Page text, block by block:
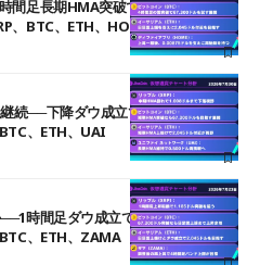
間足長期HMA突破で雲下端を目指す
、BTC、ETH、HOME
続──下降ダウ成立で下値追う展開
、ETH、UAI
時間足ダウ成立で1.185ドルを狙う
、ETH、ZAMA